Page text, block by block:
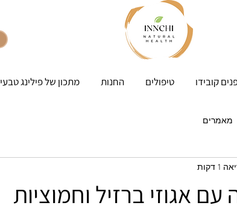
קובידו טיפולים החנות מתכון של פילינג טבעי
מאמרים
אגוזי ברזיל וחמוציות
דקות